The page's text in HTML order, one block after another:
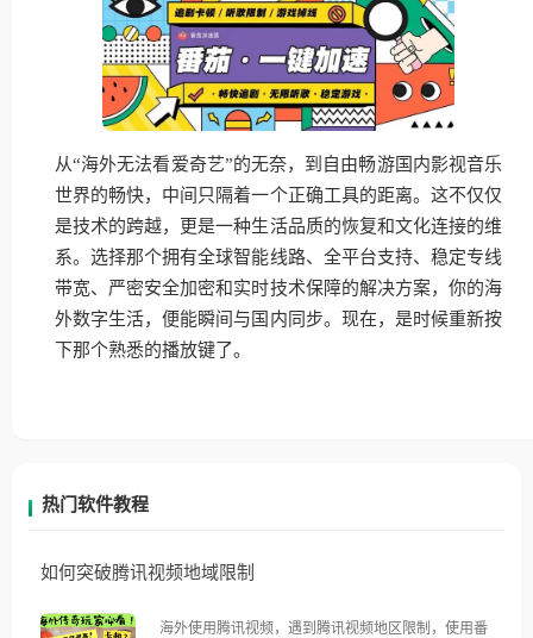
从“海外无法看爱奇艺”的无奈，到自由畅游国内影视音乐
世界的畅快，中间只隔着一个正确工具的距离。这不仅仅
是技术的跨越，更是一种生活品质的恢复和文化连接的维
系。选择那个拥有全球智能线路、全平台支持、稳定专线
带宽、严密安全加密和实时技术保障的解决方案，你的海
外数字生活，便能瞬间与国内同步。现在，是时候重新按
下那个熟悉的播放键了。
热门软件教程
如何突破腾讯视频地域限制
海外使用腾讯视频，遇到腾讯视频地区限制，使用番